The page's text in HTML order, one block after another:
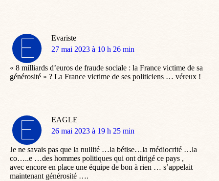
Evariste
dit
27 mai 2023 à 10 h 26 min
« 8 milliards d’euros de fraude sociale : la France victime de sa
générosité » ? La France victime de ses politiciens … véreux !
EAGLE
dit
26 mai 2023 à 19 h 25 min
Je ne savais pas que la nullité …la bétise…la médiocrité …la
co…..e …des hommes politiques qui ont dirigé ce pays ,
avec encore en place une équipe de bon à rien … s’appelait
maintenant générosité ….